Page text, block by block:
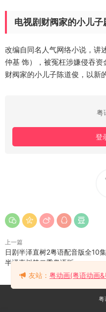
电视剧财阀家的小儿子
改编自同名人气网络小说，讲
仲基 饰），被冤枉涉嫌侵吞
财阀家的小儿子陈道俊，以新
粤
登
上一篇
日剧半泽直树2粤语配音版全10集
半泽直树第二季粤语版
粤
友站：粤动画(粤语动画